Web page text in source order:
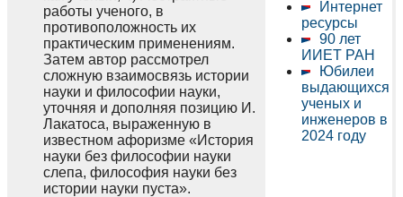
Интернет
ресурсы
90 лет
ИИЕТ РАН
Юбилеи
выдающихся
ученых и
инженеров в
2024 году
работы ученого, в
противоположность их
практическим применениям.
Затем автор рассмотрел
сложную взаимосвязь истории
науки и философии науки,
уточняя и дополняя позицию И.
Лакатоса, выраженную в
известном афоризме «История
науки без философии науки
слепа, философия науки без
истории науки пуста».